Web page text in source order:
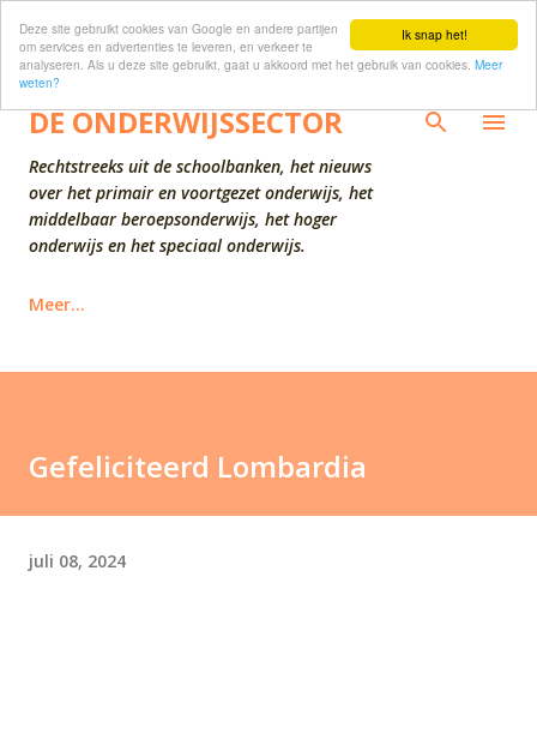
Ik snap het!
Deze site gebruikt cookies van Google en andere partijen
om services en advertenties te leveren, en verkeer te
analyseren. Als u deze site gebruikt, gaat u akkoord met het gebruik van cookies. Meer
weten?
Doorgaan naar hoofdcontent
DE ONDERWIJSSECTOR
Rechtstreeks uit de schoolbanken, het nieuws
over het primair en voortgezet onderwijs, het
middelbaar beroepsonderwijs, het hoger
onderwijs en het speciaal onderwijs.
Meer…
Gefeliciteerd Lombardia
juli 08, 2024